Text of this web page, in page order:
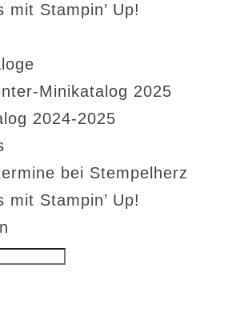
mit Stampin’ Up!
Minikatalog 2025
2024-2025
bei Stempelherz
mit Stampin’ Up!